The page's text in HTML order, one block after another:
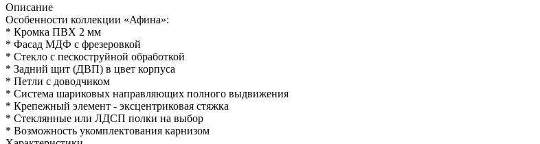
Описание
Особенности коллекции «Афина»:
* Кромка ПВХ 2 мм
* Фасад МДФ с фрезеровкой
* Стекло с пескоструйной обработкой
* Задний щит (ДВП) в цвет корпуса
* Петли с доводчиком
* Система шариковых направляющих полного выдвижения
* Крепежный элемент - эксцентриковая стяжка
* Стеклянные или ЛДСП полки на выбор
* Возможность укомплектования карнизом